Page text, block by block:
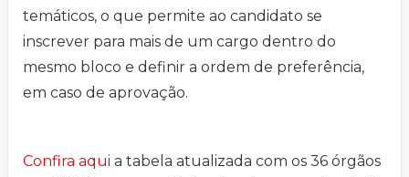
temáticos, o que permite ao candidato se
inscrever para mais de um cargo dentro do
mesmo bloco e definir a ordem de preferência,
em caso de aprovação.
Confira aqui a tabela atualizada com os 36 órgãos